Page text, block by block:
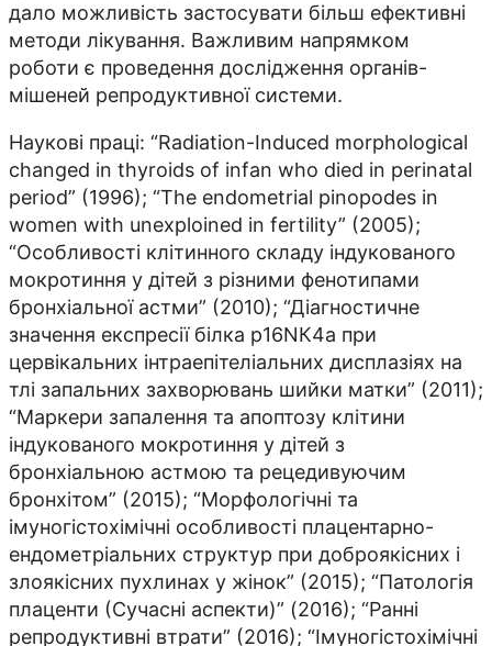
дало можливість застосувати більш ефективні
методи лікування. Важливим напрямком
роботи є проведення дослідження органів-
мішеней репродуктивної системи.
Наукові праці: “Radiation-Induced morphological
changed in thyroids of infan who died in perinatal
period” (1996); “The endometrial pinopodes in
women with unexploined in fertility” (2005);
“Особливості клітинного складу індукованого
мокротиння у дітей з різними фенотипами
бронхіальної астми” (2010); “Діагностичне
значення експресії білка р16NК4а при
цервікальних інтраепітеліальних дисплазіях на
тлі запальних захворювань шийки матки” (2011);
“Маркери запалення та апоптозу клітини
індукованого мокротиння у дітей з
бронхіальною астмою та рецедивуючим
бронхітом” (2015); “Морфологічні та
імуногістохімічні особливості плацентарно-
ендометріальних структур при доброякісних і
злоякісних пухлинах у жінок” (2015); “Патологія
плаценти (Сучасні аспекти)” (2016); “Ранні
репродуктивні втрати” (2016); “Імуногістохімічні